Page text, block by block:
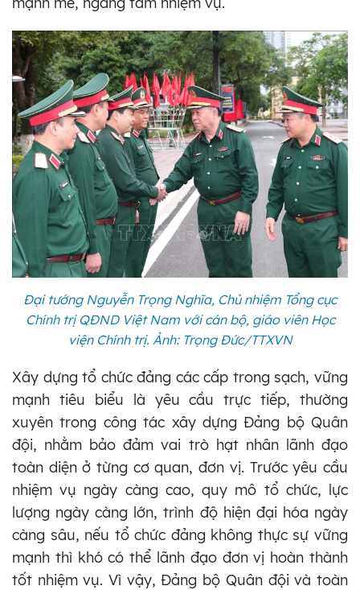
Đại tướng Nguyễn Trọng Nghĩa, Chủ nhiệm Tổng cục
Chính trị QĐND Việt Nam với cán bộ, giáo viên Học
viện Chính trị. Ảnh: Trọng Đức/TTXVN
Xây dựng tổ chức đảng các cấp trong sạch, vững
mạnh tiêu biểu là yêu cầu trực tiếp, thường
xuyên trong công tác xây dựng Đảng bộ Quân
đội, nhằm bảo đảm vai trò hạt nhân lãnh đạo
toàn diện ở từng cơ quan, đơn vị. Trước yêu cầu
nhiệm vụ ngày càng cao, quy mô tổ chức, lực
lượng ngày càng lớn, trình độ hiện đại hóa ngày
càng sâu, nếu tổ chức đảng không thực sự vững
mạnh thì khó có thể lãnh đạo đơn vị hoàn thành
tốt nhiệm vụ. Vì vậy, Đảng bộ Quân đội và toàn